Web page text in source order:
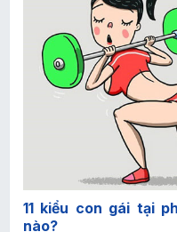
11 kiểu con gái tại
nào?